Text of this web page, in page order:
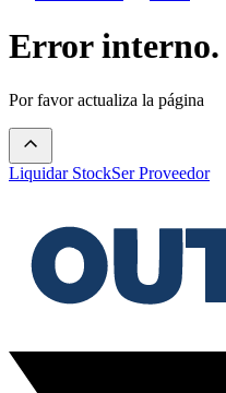
Error interno.
Por favor actualiza la página
Liquidar StockSer Proveedor